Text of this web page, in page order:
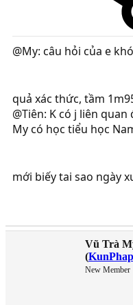
@My: câu hỏi của e
quả xác thức, tầm
@Tiên: K có j liên
My có học tiểu học
mới biếy tai sao ngày
Vũ Trà
(KunPhap
New Member